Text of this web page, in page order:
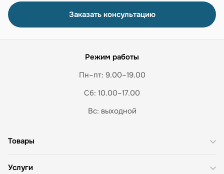
Заказать консультацию
Режим работы
Пн–пт: 9.00–19.00
Сб: 10.00–17.00
Вс: выходной
Товары
Услуги